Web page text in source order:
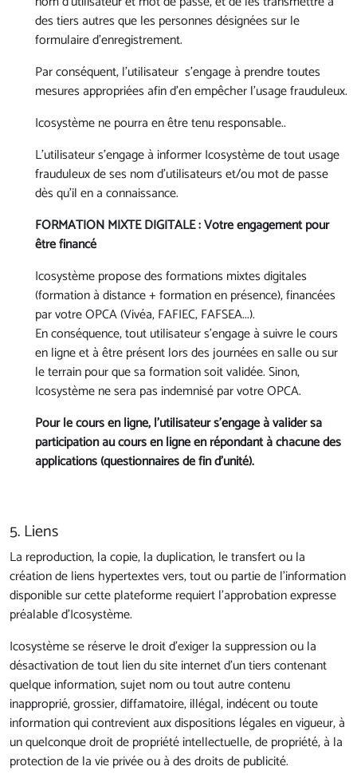
des tiers autres que les personnes désignées sur le
formulaire d’enregistrement.
Par conséquent, l'utilisateur s’engage à prendre toutes
mesures appropriées afin d’en empêcher l’usage frauduleux.
Icosystème ne pourra en être tenu responsable..
L'utilisateur s’engage à informer Icosystème de tout usage
frauduleux de ses nom d’utilisateurs et/ou mot de passe
dès qu’il en a connaissance.
FORMATION MIXTE DIGITALE : Votre engagement pour
être financé
Icosystème propose des formations mixtes digitales
(formation à distance + formation en présence), financées
par votre OPCA (Vivéa, FAFIEC, FAFSEA...).
En conséquence, tout utilisateur s'engage à suivre le cours
en ligne et à être présent lors des journées en salle ou sur
le terrain pour que sa formation soit validée. Sinon,
Icosystème ne sera pas indemnisé par votre OPCA.
Pour le cours en ligne, l'utilisateur s'engage à valider sa
participation au cours en ligne en répondant à chacune des
applications (questionnaires de fin d'unité).
5. Liens
La reproduction, la copie, la duplication, le transfert ou la
création de liens hypertextes vers, tout ou partie de l’information
disponible sur cette plateforme requiert l’approbation expresse
préalable d’Icosystème.
Icosystème se réserve le droit d’exiger la suppression ou la
désactivation de tout lien du site internet d’un tiers contenant
quelque information, sujet nom ou tout autre contenu
inapproprié, grossier, diffamatoire, illégal, indécent ou toute
information qui contrevient aux dispositions légales en vigueur, à
un quelconque droit de propriété intellectuelle, de propriété, à la
protection de la vie privée ou à des droits de publicité.